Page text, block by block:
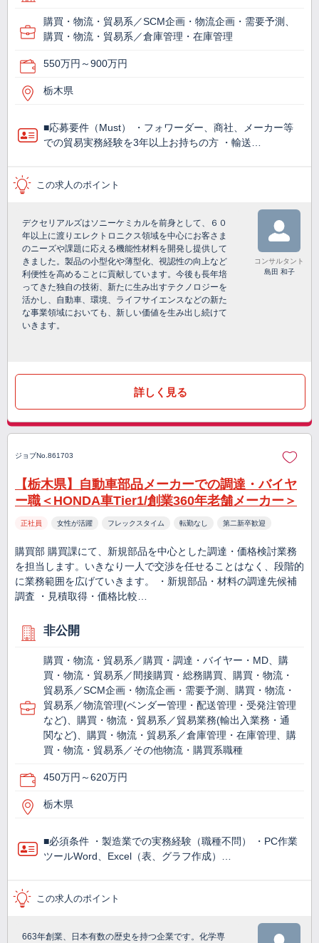
購買・物流・貿易系／SCM企画・物流企画・需要予測、
購買・物流・貿易系／倉庫管理・在庫管理
550万円～900万円
栃木県
■応募要件（Must） ・フォワーダー、商社、メーカー等
での貿易実務経験を3年以上お持ちの方 ・輸送…
この求人のポイント
デクセリアルズはソニーケミカルを前身として、６０
年以上に渡りエレクトロニクス領域を中心にお客さま
のニーズや課題に応える機能性材料を開発し提供して
きました。製品の小型化や薄型化、視認性の向上など
利便性を高めることに貢献しています。今後も長年培
ってきた独自の技術、新たに生み出すテクノロジーを
活かし、自動車、環境、ライフサイエンスなどの新た
な事業領域においても、新しい価値を生み出し続けて
いきます。
コンサルタント
島田 和子
詳しく見る
ジョブNo.861703
【栃木県】自動車部品メーカーでの調達・バイヤ
ー職＜HONDA車Tier1/創業360年老舗メーカー＞
正社員 女性が活躍 フレックスタイム 転勤なし 第二新卒歓迎
購買部 購買課にて、新規部品を中心とした調達・価格検討業務
を担当します。いきなり一人で交渉を任せることはなく、段階的
に業務範囲を広げていきます。 ・新規部品・材料の調達先候補
調査 ・見積取得・価格比較…
非公開
購買・物流・貿易系／購買・調達・バイヤー・MD、購
買・物流・貿易系／間接購買・総務購買、購買・物流・
貿易系／SCM企画・物流企画・需要予測、購買・物流・
貿易系／物流管理(ベンダー管理・配送管理・受発注管理
など)、購買・物流・貿易系／貿易業務(輸出入業務・通
関など)、購買・物流・貿易系／倉庫管理・在庫管理、購
買・物流・貿易系／その他物流・購買系職種
450万円～620万円
栃木県
■必須条件 ・製造業での実務経験（職種不問） ・PC作業
ツールWord、Excel（表、グラフ作成）…
この求人のポイント
663年創業、日本有数の歴史を持つ企業です。化学専